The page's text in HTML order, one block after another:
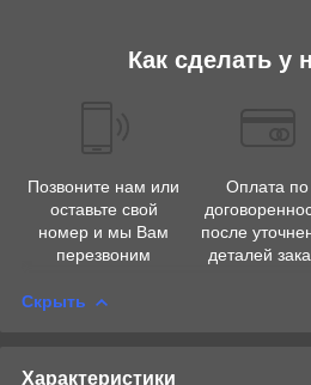
Как сделать у
Позвоните нам или
оставьте свой
номер и мы Вам
перезвоним
Оплата по
после
деталей
Скрыть
Характеристики